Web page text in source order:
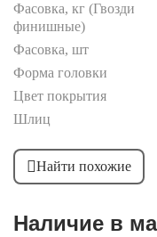
Фасовка, кг (Гвозди
финишные)
Фасовка, шт
Форма головки
Цвет покрытия
Шлиц
Найти похожие
Наличие в